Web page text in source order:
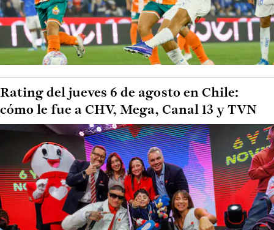
Rating del jueves 6 de agosto en Chile:
cómo le fue a CHV, Mega, Canal 13 y TVN